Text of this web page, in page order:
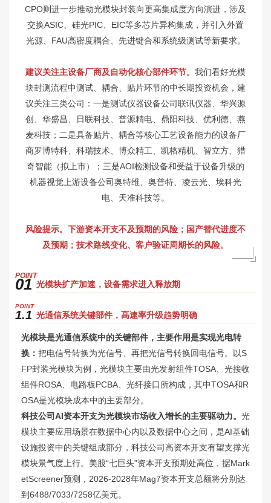
CPO则进一步推动光模块封装向更高集成度方向演进，涉及
交换ASIC、硅光PIC、EIC等多芯片异构集成，并引入外置
光源、FAU高密度耦合、先进键合和系统级测试等新要求。
建议关注主设备厂商及自动化核心部件环节。 我们看好光模
块封测流程中测试、耦合、贴片环节的中长期投资机会，建
议关注三类公司：一是测试仪器设备公司联讯仪器、华兴源
创、华盛昌、日联科技、普源精电、鼎阳科技、优利德、燕
麦科技；二是具备贴片、耦合等核心工艺设备能力的设备厂
商罗博特科、科瑞技术、博众精工、凯格精机、智立方、猎
奇智能（拟上市）；三是AOI检测设备和受益于设备升级的
机器视觉上游设备公司奥特维、奥普特、凌云光、埃科光
电、天准科技等。
风险提示。下游资本开支不及预期的风险；国产替代进度不
及预期；技术路线变化、客户验证周期长的风险。
POINT
01 光模块扩产加速，设备需求进入释放期
POINT
1.1 光通信系统关键部件，高速率升级趋势明确
光模块是光通信系统中的关键部件，主要作用是实现光电转
换 ： 把电信号转换为光信号、再把光信号转换回电信号。以S
FP封装光模块为例，光模块主要由光发射组件TOSA、光接收
组件ROSA、电路板PCBA、光纤接口所构成，其中TOSA和R
OSA是光模块成本中的主要部分。
科技公司AI资本开支为光模块市场收入增长的主要驱动力。 光
模块主要应用场景在数据中心内以及数据中心之间，是AI基础
设施投资中的关键组成部分，科技公司高资本开支有望支撑光
模块景气度上行。美股“七巨头”资本开支预期处高位，据Mark
etScreener预测，2026-2028年Mag7资本开支总额将分别达
到6488/7033/7258亿美元。